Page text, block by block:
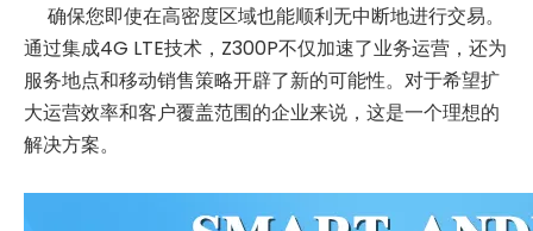
确保您即使在高密度区域也能顺利无中断地进行交易。
通过集成4G LTE技术，Z300P不仅加速了业务运营，还为
服务地点和移动销售策略开辟了新的可能性。对于希望扩
大运营效率和客户覆盖范围的企业来说，这是一个理想的
解决方案。